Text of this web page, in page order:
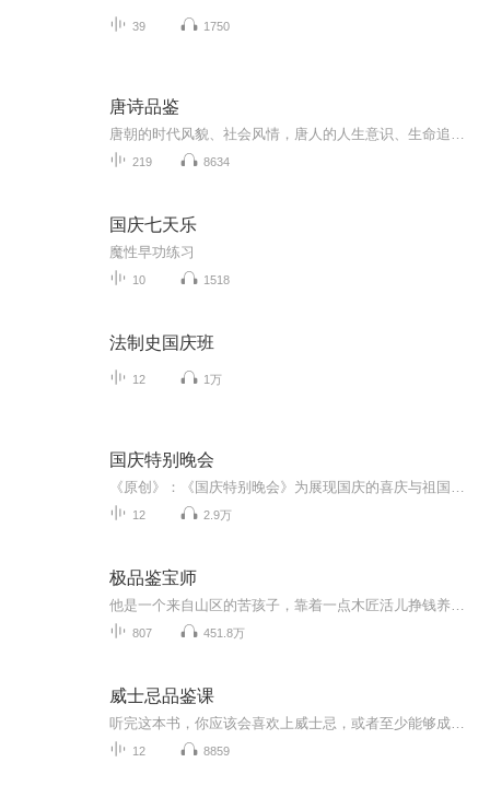
39 1750
唐诗品鉴
219 8634
国庆七天乐
魔性早功练习
10 1518
法制史国庆班
12 1万
国庆特别晚会
12 2.9万
极品鉴宝师
807 451.8万
威士忌品鉴课
12 8859